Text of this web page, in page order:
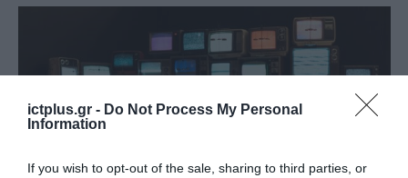
ictplus.gr - Do Not Process My Personal
Information
If you wish to opt-out of the sale, sharing to third parties, or